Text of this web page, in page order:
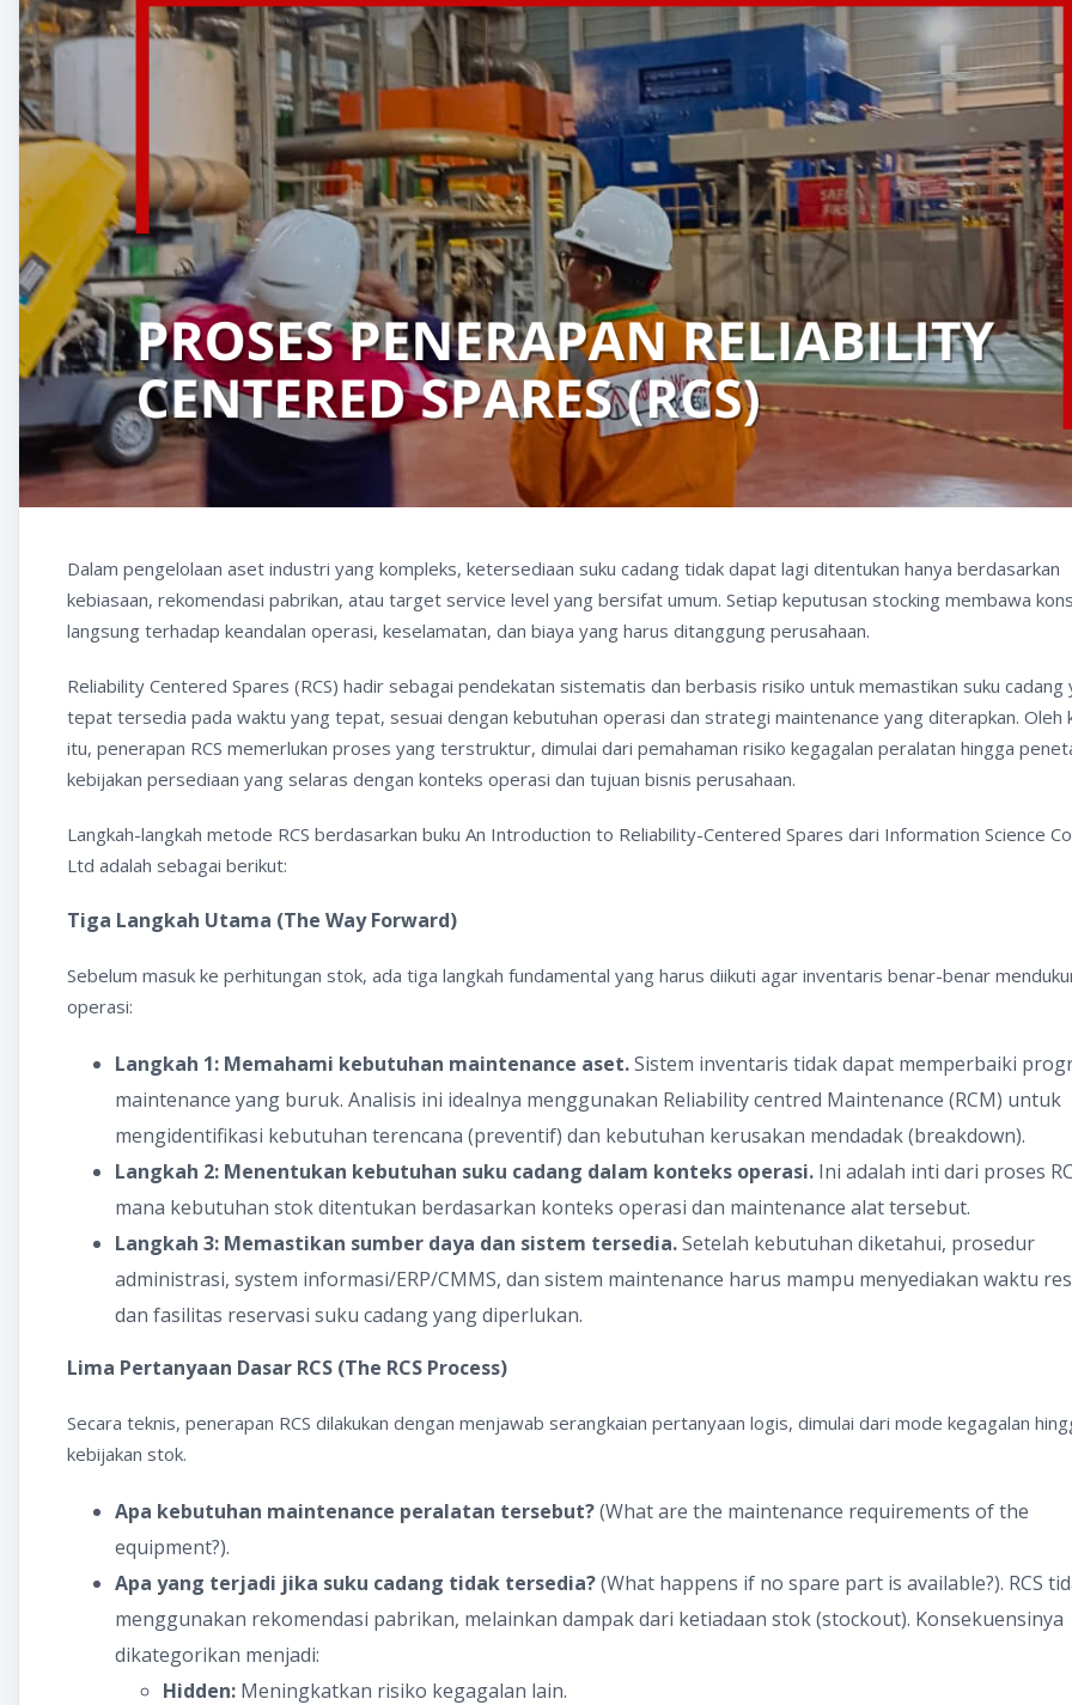
Dalam pengelolaan aset industri yang kompleks, ketersediaan suku cadang tidak dapat lagi ditentukan hanya berdasarkan
kebiasaan, rekomendasi pabrikan, atau target service level yang bersifat umum. Setiap keputusan stocking membawa
langsung terhadap keandalan operasi, keselamatan, dan biaya yang harus ditanggung perusahaan.
Reliability Centered Spares (RCS) hadir sebagai pendekatan sistematis dan berbasis risiko untuk memastikan suku cadang
tepat tersedia pada waktu yang tepat, sesuai dengan kebutuhan operasi dan strategi maintenance yang diterapkan. Oleh
itu, penerapan RCS memerlukan proses yang terstruktur, dimulai dari pemahaman risiko kegagalan peralatan hingga
kebijakan persediaan yang selaras dengan konteks operasi dan tujuan bisnis perusahaan.
Langkah-langkah metode RCS berdasarkan buku An Introduction to Reliability-Centered Spares dari Information Science
Ltd adalah sebagai berikut:
Tiga Langkah Utama (The Way Forward)
Sebelum masuk ke perhitungan stok, ada tiga langkah fundamental yang harus diikuti agar inventaris benar-benar
operasi:
Langkah 1: Memahami kebutuhan maintenance aset.Sistem inventaris tidak dapat memperbaiki
maintenance yang buruk. Analisis ini idealnya menggunakan Reliability centred Maintenance (RCM) untuk
mengidentifikasi kebutuhan terencana (preventif) dan kebutuhan kerusakan mendadak (breakdown).
Langkah 2: Menentukan kebutuhan suku cadang dalam konteks operasi. Ini adalah inti dari proses
mana kebutuhan stok ditentukan berdasarkan konteks operasi dan maintenance alat tersebut.
Langkah 3: Memastikan sumber daya dan sistem tersedia.Setelah kebutuhan diketahui, prosedur
administrasi, system informasi/ERP/CMMS, dan sistem maintenance harus mampu menyediakan waktu
dan fasilitas reservasi suku cadang yang diperlukan.
Lima Pertanyaan Dasar RCS (The RCS Process)
Secara teknis, penerapan RCS dilakukan dengan menjawab serangkaian pertanyaan logis, dimulai dari mode kegagalan
kebijakan stok.
Apa kebutuhan maintenance peralatan tersebut?(What are the maintenance requirements of the
equipment?).
Apa yang terjadi jika suku cadang tidak tersedia?(What happens if no spare part is available?). RCS
menggunakan rekomendasi pabrikan, melainkan dampak dari ketiadaan stok (stockout). Konsekuensinya
dikategorikan menjadi:
Hidden: Meningkatkan risiko kegagalan lain.